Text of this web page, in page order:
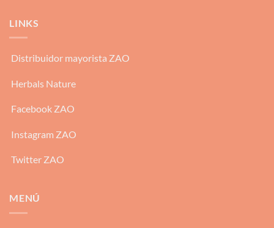
LINKS
Distribuidor mayorista ZAO
Herbals Nature
Facebook ZAO
Instagram ZAO
Twitter ZAO
MENÚ